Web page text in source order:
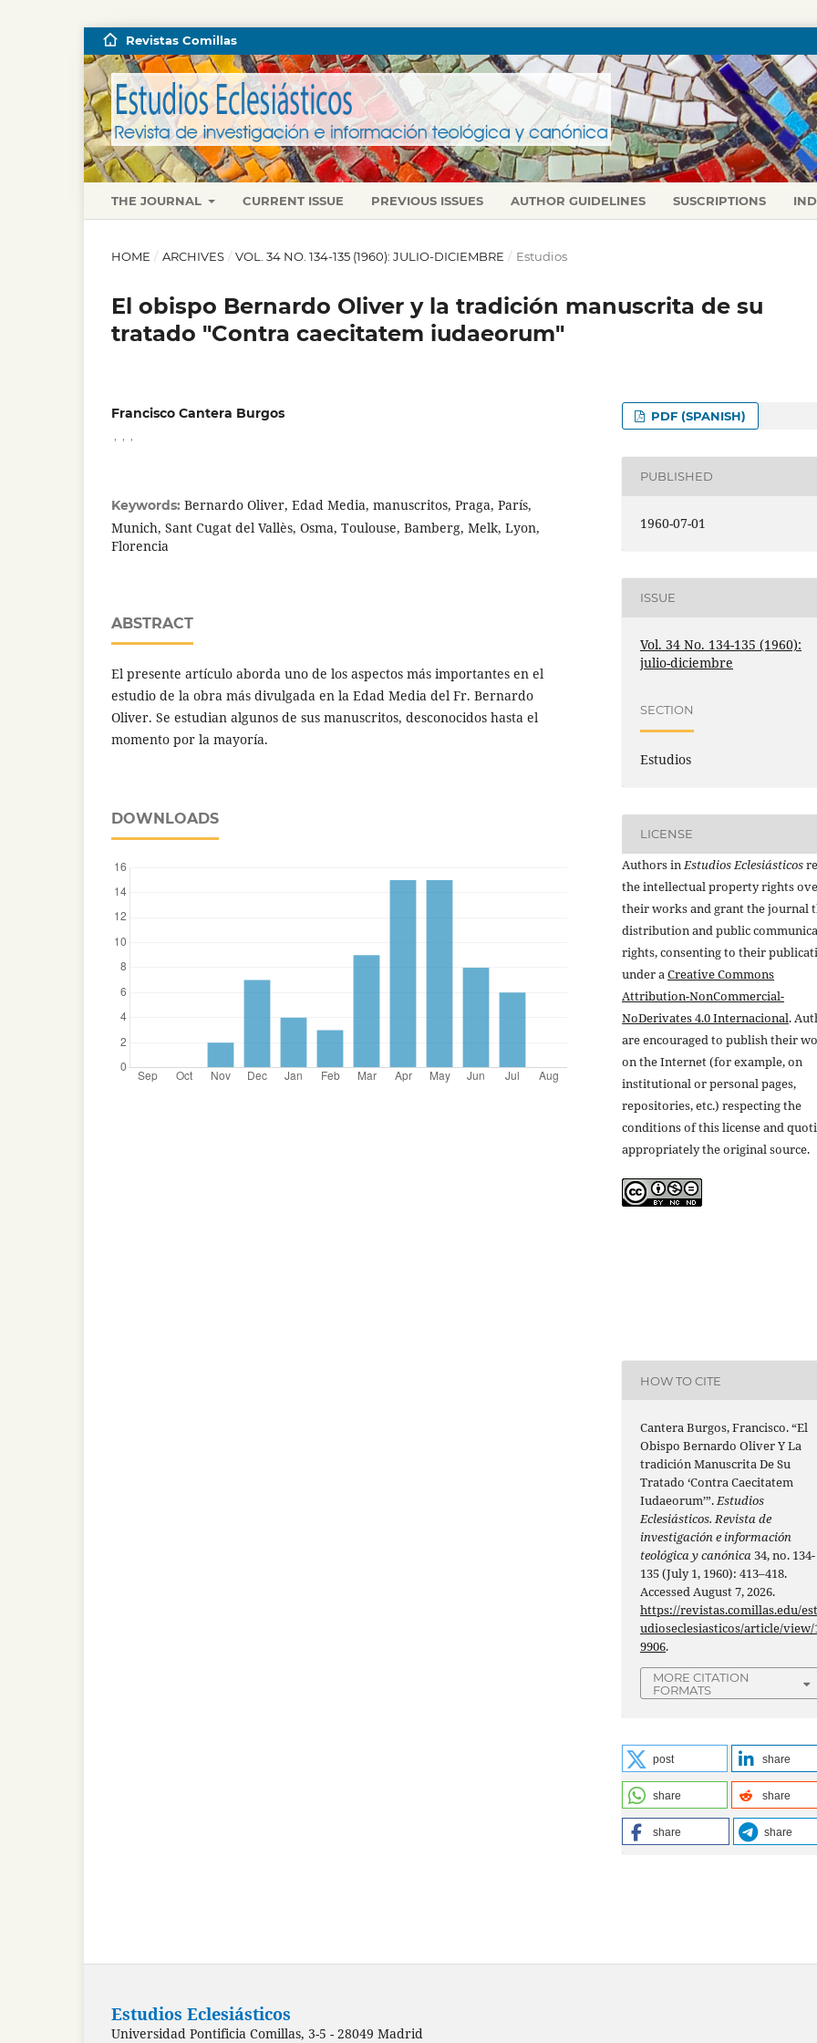
THE JOURNAL CURRENT ISSUE PREVIOUS ISSUES AUTHOR GUIDELINES SUSCRIPTIONS
Revistas Comillas
HOME / ARCHIVES / VOL. 34 NO. 134-135 (1960): JULIO-DICIEMBRE / Estudios
El obispo Bernardo Oliver y la tradición manuscrita de su
tratado "Contra caecitatem iudaeorum"
Francisco Cantera Burgos
Keywords: Bernardo Oliver, Edad Media, manuscritos, Praga, París,
Munich, Sant Cugat del Vallès, Osma, Toulouse, Bamberg, Melk, Lyon,
Florencia
ABSTRACT
El presente artículo aborda uno de los aspectos más importantes en el
estudio de la obra más divulgada en la Edad Media del Fr. Bernardo
Oliver. Se estudian algunos de sus manuscritos, desconocidos hasta el
momento por la mayoría.
DOWNLOADS
PDF (SPANISH)
PUBLISHED
1960-07-01
ISSUE
Vol. 34 No. 134-135 (1960):
julio-diciembre
SECTION
Estudios
LICENSE
Authors inEstudios Eclesiásticos
the intellectual property rights
their works and grant the journal
distribution and public
rights, consenting to their
under aCreative Commons
Attribution-NonCommercial-
NoDerivates 4.0 Internacional.
are encouraged to publish their
on the Internet (for example, on
institutional or personal pages,
repositories, etc.) respecting the
conditions of this license and
appropriately the original source.
HOW TO CITE
Cantera Burgos, Francisco. “El
Obispo Bernardo Oliver Y La
tradición Manuscrita De Su
Tratado ‘Contra Caecitatem
Iudaeorum’”.Estudios
Eclesiásticos. Revista de
investigación e información
teológica y canónica34, no. 134-
135 (July 1, 1960): 413–418.
Accessed August 7, 2026.
https://revistas.comillas.edu/
udioseclesiasticos/article/view/
9906.
MORE CITATION
FORMATS
post share
share share
share share
Estudios Eclesiásticos
Universidad Pontificia Comillas, 3-5 - 28049 Madrid